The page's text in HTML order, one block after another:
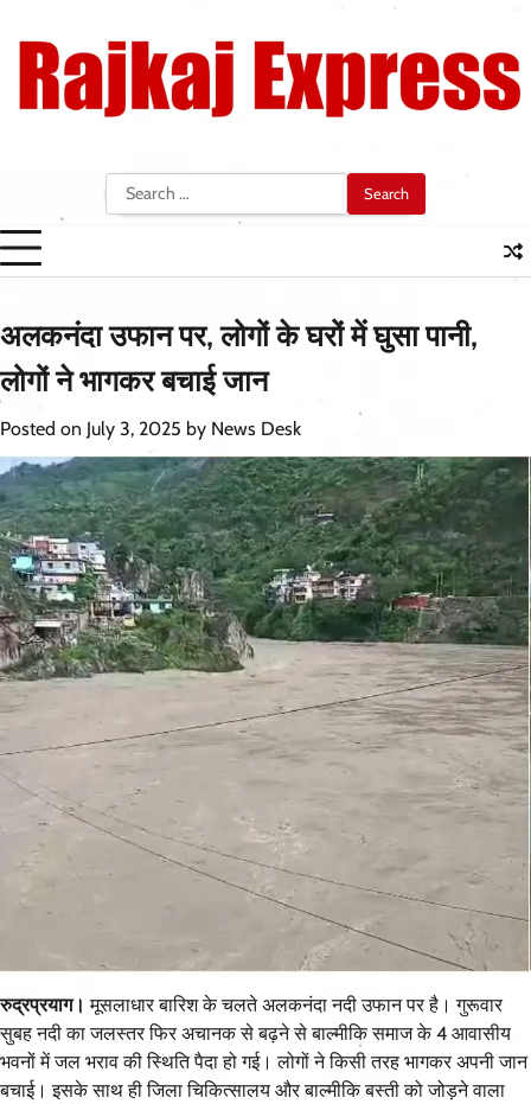
content
Search
for:
अलकनंदा उफान पर, लोगों के घरों में घुसा पानी,
लोगों ने भागकर बचाई जान
Posted on July 3, 2025 by News Desk
रुद्रप्रयाग। मूसलाधार बारिश के चलते अलकनंदा नदी उफान पर है। गुरूवार
सुबह नदी का जलस्तर फिर अचानक से बढ़ने से बाल्मीकि समाज के 4 आवासीय
भवनों में जल भराव की स्थिति पैदा हो गई। लोगों ने किसी तरह भागकर अपनी जान
बचाई। इसके साथ ही जिला चिकित्सालय और बाल्मीकि बस्ती को जोड़ने वाला